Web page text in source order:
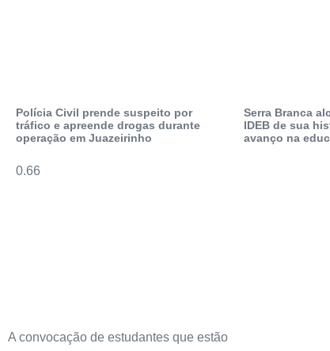
Polícia Civil prende suspeito por
tráfico e apreende drogas durante
operação em Juazeirinho
Serra Branca
IDEB de sua
avanço na
A convocação de estudantes que estão